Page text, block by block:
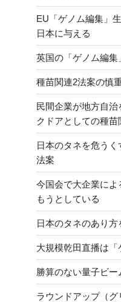
EU「ゲノム編集」
日本に与える
英国の「ゲノム編
種苗関連2法案の慎
民間企業が地方自
クドアとしての種苗
日本のタネを危う
法案
今国会で大企業に
もうとしている
日本のタネのあり
大規模乾田直播は「
勝算のない量子ビ
ラウンドアップ（